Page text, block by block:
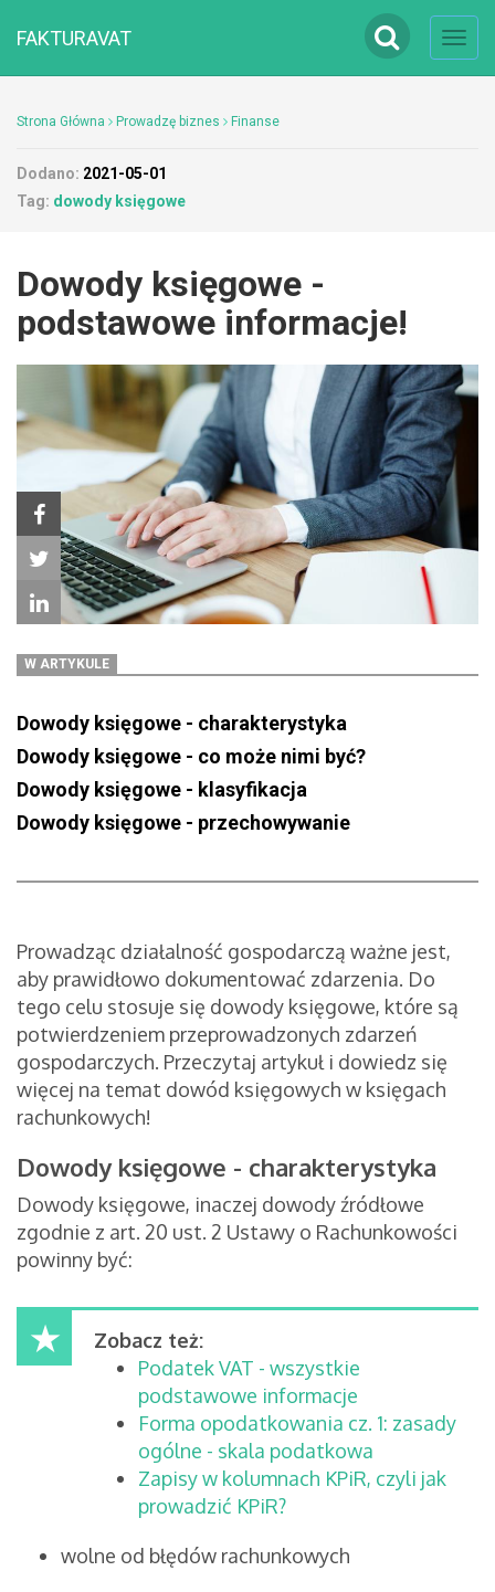
FAKTURAVAT
Strona Główna Prowadzę biznes Finanse
Dodano: 2021-05-01
Tag: dowody księgowe
Dowody księgowe -
podstawowe informacje!
W ARTYKULE
Dowody księgowe - charakterystyka
Dowody księgowe - co może nimi być?
Dowody księgowe - klasyfikacja
Dowody księgowe - przechowywanie
Prowadząc działalność gospodarczą ważne jest,
aby prawidłowo dokumentować zdarzenia. Do
tego celu stosuje się dowody księgowe, które są
potwierdzeniem przeprowadzonych zdarzeń
gospodarczych. Przeczytaj artykuł i dowiedz się
więcej na temat dowód księgowych w księgach
rachunkowych!
Dowody księgowe - charakterystyka
Dowody księgowe, inaczej dowody źródłowe
zgodnie z art. 20 ust. 2 Ustawy o Rachunkowości
powinny być:
Zobacz też:
Podatek VAT - wszystkie
podstawowe informacje
Forma opodatkowania cz. 1: zasady
ogólne - skala podatkowa
Zapisy w kolumnach KPiR, czyli jak
prowadzić KPiR?
wolne od błędów rachunkowych